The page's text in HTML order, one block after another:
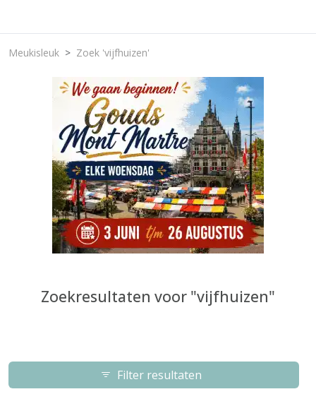
Meukisleuk Zoek 'vijfhuizen'
Zoekresultaten voor "vijfhuizen"
Filter resultaten